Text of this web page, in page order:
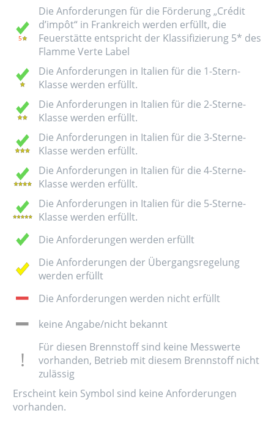
Die Anforderungen für die Förderung „Crédit
d’impôt“ in Frankreich werden erfüllt, die
Feuerstätte entspricht der Klassifizierung 5* des
Flamme Verte Label
Die Anforderungen in Italien für die 1-Stern-
Klasse werden erfüllt.
Die Anforderungen in Italien für die 2-Sterne-
Klasse werden erfüllt.
Die Anforderungen in Italien für die 3-Sterne-
Klasse werden erfüllt.
Die Anforderungen in Italien für die 4-Sterne-
Klasse werden erfüllt.
Die Anforderungen in Italien für die 5-Sterne-
Klasse werden erfüllt.
Die Anforderungen werden erfüllt
Die Anforderungen der Übergangsregelung
werden erfüllt
Die Anforderungen werden nicht erfüllt
keine Angabe/nicht bekannt
Für diesen Brennstoff sind keine Messwerte
vorhanden, Betrieb mit diesem Brennstoff nicht
zulässig
Erscheint kein Symbol sind keine Anforderungen
vorhanden.